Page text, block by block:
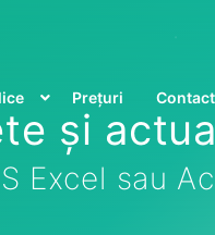
Prețuri Contact
și
Excel sau